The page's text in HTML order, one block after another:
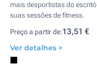
mais desportistas do
suas sessões de fitness.
Preço a partir de:13,51 €
Ver detalhes >